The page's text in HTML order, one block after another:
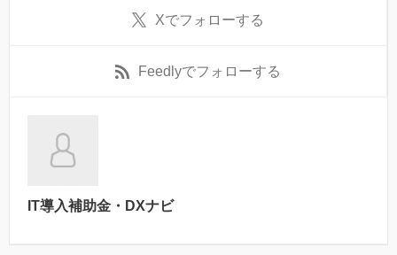
Xでフォローする
Feedlyでフォローする
IT導入補助金・DXナビ